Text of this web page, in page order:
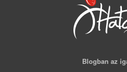
Blogban az